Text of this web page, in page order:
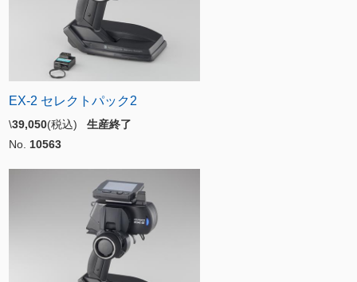
EX-2 セレクトパック2
\39,050(税込) 生産終了
No. 10563